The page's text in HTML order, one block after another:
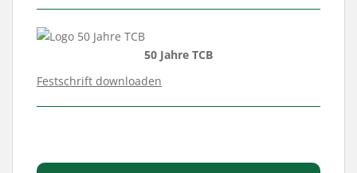
50 Jahre TCB
Festschrift downloaden